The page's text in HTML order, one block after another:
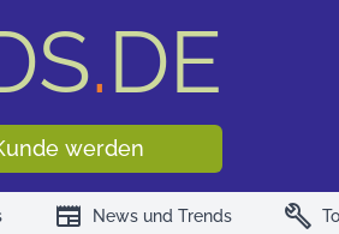
.DE
WKN/
werden
newspaper News und Trends build